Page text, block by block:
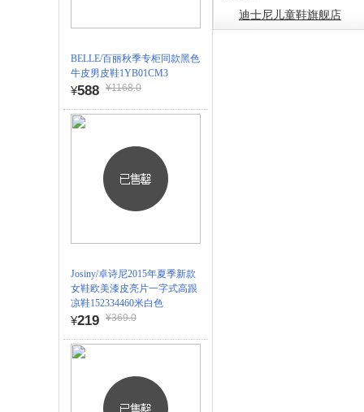
BELLE/百丽秋季专柜同款黑色
牛皮男皮鞋1YB01CM3
¥588 ¥1168.0
Josiny/卓诗尼2015年夏季新款
女鞋欧美漆皮亮片一字式高跟
凉鞋152334460米白色
¥219 ¥369.0
迪士尼儿童鞋旗舰店